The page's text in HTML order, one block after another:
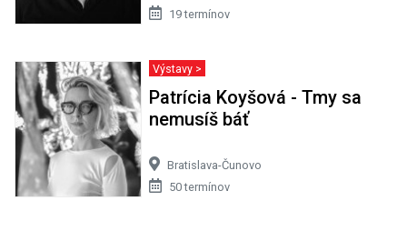
19 termínov
Výstavy >
Patrícia Koyšová - Tmy sa
nemusíš báť
Bratislava-Čunovo
50 termínov